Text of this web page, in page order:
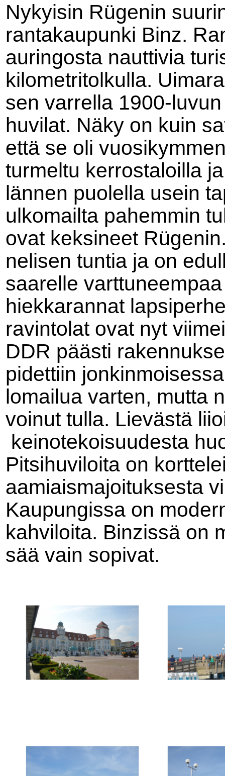
Nykyisin Rügenin
rantakaupunki Binz.
auringosta nauttivia
kilometritolkulla.
sen varrella 1900-
huvilat. Näky on kuin
että se oli
turmeltu kerrostaloilla
lännen puolella usein
ulkomailta pahemmin
ovat keksineet
nelisen tuntia ja on
saarelle
hiekkarannat
ravintolat ovat nyt
DDR päästi
pidettiin
lomailua varten, mutta
voinut tulla. Lievästä
keinotekoisuudesta
Pitsihuviloita on
aamiaismajoituksesta
Kaupungissa on
kahviloita. Binzissä on
sää vain sopivat.